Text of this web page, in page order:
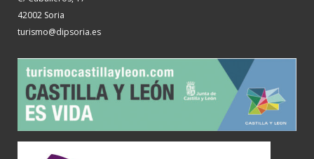
42002 Soria
turismo@dipsoria.es